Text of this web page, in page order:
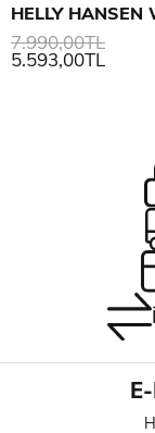
5.593,00TL
7.990,00TL